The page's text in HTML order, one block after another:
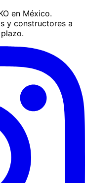
en México.
y constructores a